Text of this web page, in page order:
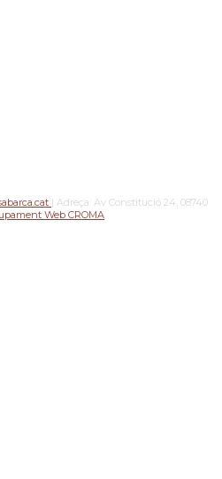
| Adreça: Av Constitució 24, 08740
Web CROMA